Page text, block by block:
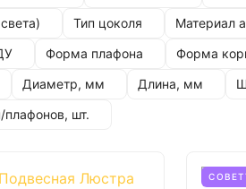
Тип цоколя
Материал
Форма плафона Форма
Диаметр, мм Длина, мм
плафонов, шт.